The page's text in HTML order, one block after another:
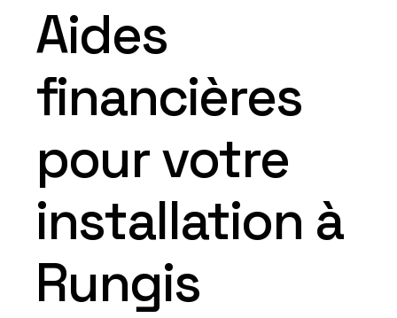
Aides
financières
pour votre
installation à
Rungis